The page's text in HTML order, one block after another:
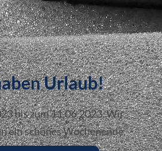
Urlaub!
bis zum 11.06.2023. Wir
ein schönes Wochenende.